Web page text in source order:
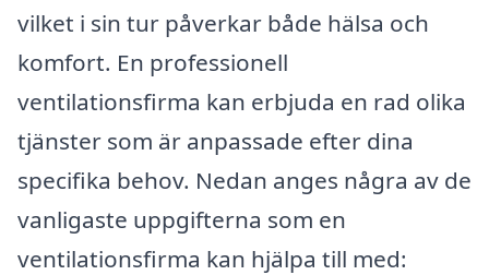
vilket i sin tur påverkar både hälsa och
komfort. En professionell
ventilationsfirma kan erbjuda en rad olika
tjänster som är anpassade efter dina
specifika behov. Nedan anges några av de
vanligaste uppgifterna som en
ventilationsfirma kan hjälpa till med: